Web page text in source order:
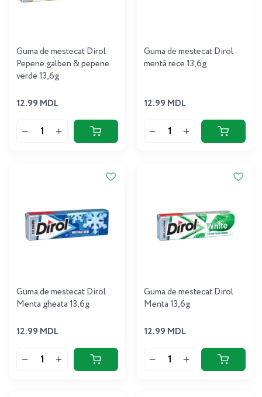
Guma de mestecat Dirol
Pepene galben & pepene
verde 13,6g
12.99 MDL
Guma de mestecat Dirol
mentă rece 13,6g
12.99 MDL
Guma de mestecat Dirol
Menta gheata 13,6g
12.99 MDL
Guma de mestecat Dirol
Menta 13,6g
12.99 MDL